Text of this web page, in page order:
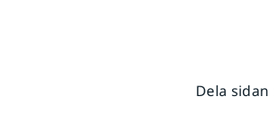
Dela sidan